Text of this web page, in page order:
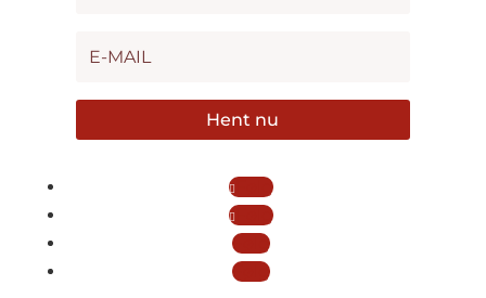
Hent nu
Følg
Følg
Følg
Følg